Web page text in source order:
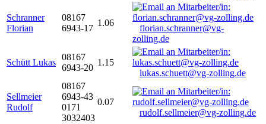
Schranner
Florian
08167
6943-17
1.06
florian.schranner@vg-
zolling.de
Schütt Lukas
08167
6943-20
1.15
lukas.schuett@vg-zolling.de
Sellmeier
Rudolf
08167
6943-43
0171
3032403
0.07
rudolf.sellmeier@vg-zolling.de